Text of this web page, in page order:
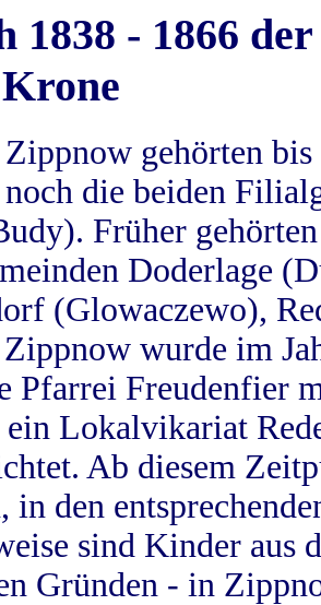
1838 - 1866
gehörten
die beiden
Früher
Doderlage
(Glowaczewo),
wurde im
Pfarrei Freudenfier
ein Lokalvikariat
Ab diesem
in den
sind Kinder aus
Gründen - in